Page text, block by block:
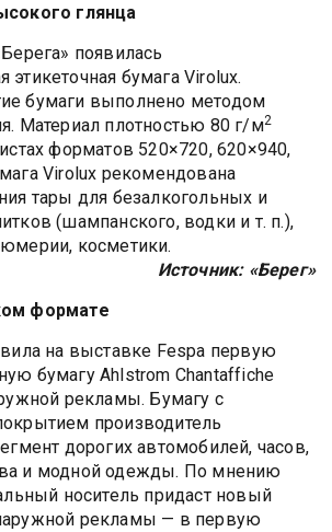
глянца
появилась
этикеточная бумага Virolux.
бумаги выполнено методом
Материал плотностью 80 г/м2
форматов 520×720, 620×940,
Virolux рекомендована
тары для безалкогольных и
(шампанского, водки и т. п.),
косметики.
Источник: «Берег»
формате
на выставке Fespa первую
бумагу Ahlstrom Chantaffiche
рекламы. Бумагу с
производитель
дорогих автомобилей, часов,
и модной одежды. По мнению
носитель придаст новый
рекламы — в первую